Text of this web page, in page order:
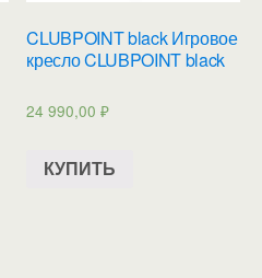
CLUBPOINT black Игровое
кресло CLUBPOINT black
24 990,00₽
КУПИТЬ